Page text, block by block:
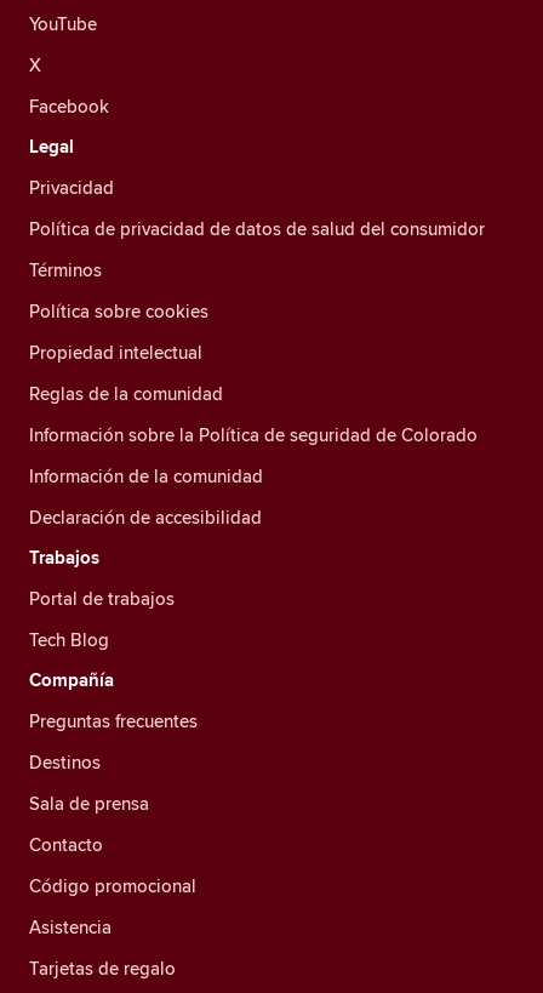
YouTube
X
Facebook
Legal
Privacidad
Política de privacidad de datos de salud del consumidor
Términos
Política sobre cookies
Propiedad intelectual
Reglas de la comunidad
Información sobre la Política de seguridad de Colorado
Información de la comunidad
Declaración de accesibilidad
Trabajos
Portal de trabajos
Tech Blog
Compañía
Preguntas frecuentes
Destinos
Sala de prensa
Contacto
Código promocional
Asistencia
Tarjetas de regalo